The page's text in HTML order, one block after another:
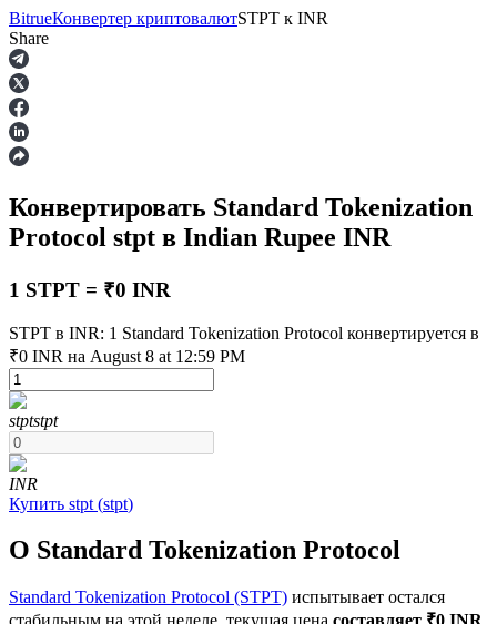
Фьючерсы
USDT-фьючерсы
Фьючерсы с использованием USDT в качестве
обеспечения
BitrueКонвертер криптовалютSTPT к INR
Share
Конвертировать Standard Tokenization
Protocol stpt в Indian Rupee INR
1 STPT = ₹0 INR
STPT в INR: 1 Standard Tokenization Protocol конвертируется в
₹0 INR на August 8 at 12:59 PM
stptstpt
INR
Купить stpt (stpt)
О Standard Tokenization Protocol
Standard Tokenization Protocol (STPT) испытывает остался